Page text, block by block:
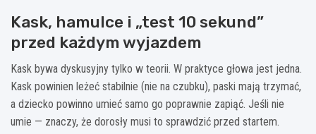
Kask, hamulce i „test 10 sekund”
przed każdym wyjazdem
Kask bywa dyskusyjny tylko w teorii. W praktyce głowa jest jedna.
Kask powinien leżeć stabilnie (nie na czubku), paski mają trzymać,
a dziecko powinno umieć samo go poprawnie zapiąć. Jeśli nie
umie — znaczy, że dorosły musi to sprawdzić przed startem.